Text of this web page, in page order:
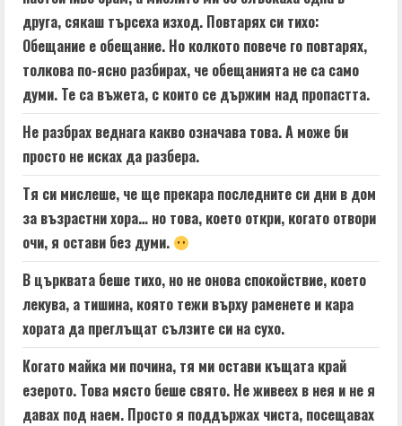
друга, сякаш търсеха изход. Повтарях си тихо:
Обещание е обещание. Но колкото повече го повтарях,
толкова по-ясно разбирах, че обещанията не са само
думи. Те са въжета, с които се държим над пропастта.
Не разбрах веднага какво означава това. А може би
просто не исках да разбера.
Тя си мислеше, че ще прекара последните си дни в дом
за възрастни хора… но това, което откри, когато отвори
очи, я остави без думи.
В църквата беше тихо, но не онова спокойствие, което
лекува, а тишина, която тежи върху раменете и кара
хората да преглъщат сълзите си на сухо.
Когато майка ми почина, тя ми остави къщата край
езерото. Това място беше свято. Не живеех в нея и не я
давах под наем. Просто я поддържах чиста, посещавах